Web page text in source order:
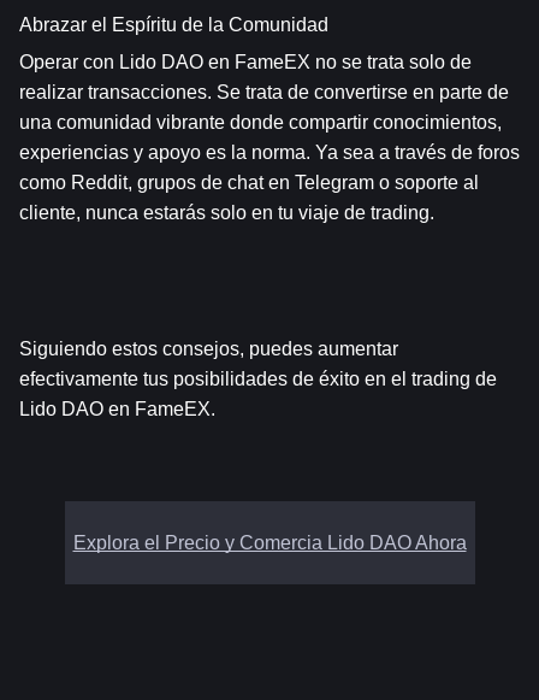
Abrazar el Espíritu de la Comunidad
Operar con Lido DAO en FameEX no se trata solo de
realizar transacciones. Se trata de convertirse en parte de
una comunidad vibrante donde compartir conocimientos,
experiencias y apoyo es la norma. Ya sea a través de foros
como Reddit, grupos de chat en Telegram o soporte al
cliente, nunca estarás solo en tu viaje de trading.
Siguiendo estos consejos, puedes aumentar
efectivamente tus posibilidades de éxito en el trading de
Lido DAO en FameEX.
Explora el Precio y Comercia Lido DAO Ahora